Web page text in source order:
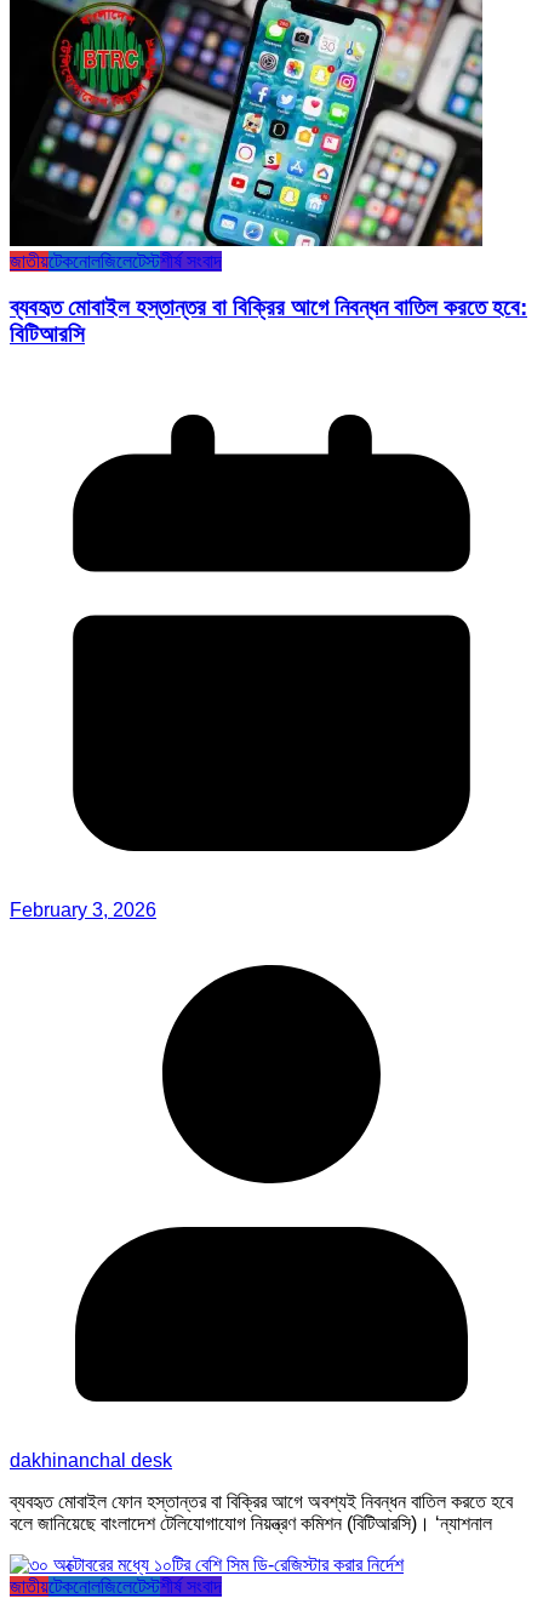
জাতীয়টেকনোলজিলেটেস্টশীর্ষ সংবাদ
ব্যবহৃত মোবাইল হস্তান্তর বা বিক্রির আগে নিবন্ধন বাতিল করতে হবে:
বিটিআরসি
February 3, 2026
dakhinanchal desk
ব্যবহৃত মোবাইল ফোন হস্তান্তর বা বিক্রির আগে অবশ্যই নিবন্ধন বাতিল করতে হবে
বলে জানিয়েছে বাংলাদেশ টেলিযোগাযোগ নিয়ন্ত্রণ কমিশন (বিটিআরসি)। ‘ন্যাশনাল
জাতীয়টেকনোলজিলেটেস্টশীর্ষ সংবাদ